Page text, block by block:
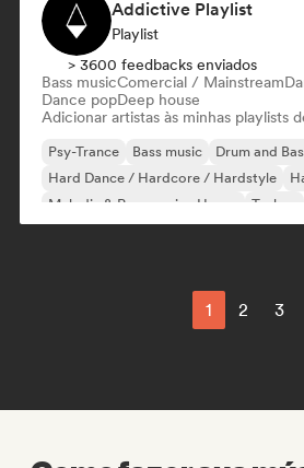
Addictive Playlist
Playlist
> 3600 feedbacks enviados
Bass musicComercial / Mainstream
Dance popDeep house
Adicionar artistas às minhas playlists
Psy-Trance Bass music Drum and
Hard Dance / Hardcore / Hardstyle
Melodic & Progressive House
Techno
1 2 3